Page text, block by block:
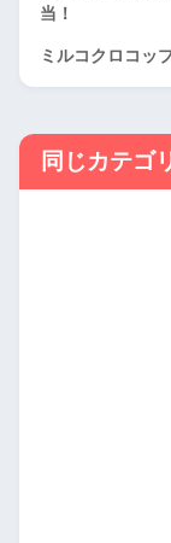
当！
ミルコクロコッ
同じカテゴ